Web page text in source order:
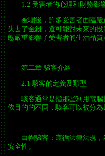
1.2 受害者的心理和財務影
被騙後，許多受害者面臨
失去了金錢，還可能對未來的
態嚴重影響了受害者的生活品質
第二章 駭客介紹
2.1 駭客的定義及類型
駭客通常是指那些利用電腦
依目的的不同，駭客可以被分為
白帽駭客：遵循法律法規
安全性。